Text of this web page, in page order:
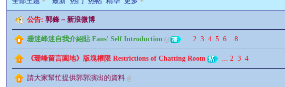
公告:郭鋒 ~ 新浪微博
珊迷峰迷自我介紹貼 Fans' Self Introduction ... 2 3 4 5 6 .. 8
《珊峰留言園地》版塊權限 Restrictions of Chatting Room ... 2 3 4
請大家幫忙提供郭郭演出的資料